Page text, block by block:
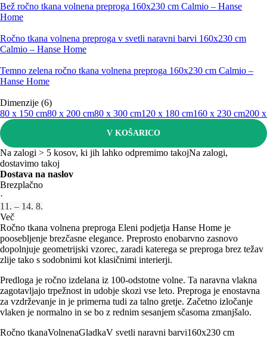
Bež ročno tkana volnena preproga 160x230 cm Calmio – Hanse
Home
Ročno tkana volnena preproga v svetli naravni barvi 160x230 cm
Calmio – Hanse Home
Temno zelena ročno tkana volnena preproga 160x230 cm Calmio –
Hanse Home
Dimenzije (6)
80 x 150 cm80 x 200 cm80 x 300 cm120 x 180 cm160 x 230 cm200
V KOŠARICO
Na zalogi > 5 kosov, ki jih lahko odpremimo takojNa zalogi,
dostavimo takoj
Dostava na naslov
Brezplačno
·
11. – 14. 8.
Več
Ročno tkana volnena preproga Eleni podjetja Hanse Home je
poosebljenje brezčasne elegance. Preprosto enobarvno zasnovo
dopolnjuje geometrijski vzorec, zaradi katerega se preproga brez težav
zlije tako s sodobnimi kot klasičnimi interierji.
Predloga je ročno izdelana iz 100-odstotne volne. Ta naravna vlakna
zagotavljajo trpežnost in udobje skozi vse leto. Preproga je enostavna
za vzdrževanje in je primerna tudi za talno gretje. Začetno izločanje
vlaken je normalno in se bo z rednim sesanjem sčasoma zmanjšalo.
Ročno tkanaVolnenaGladkaV svetli naravni barvi160x230 cm